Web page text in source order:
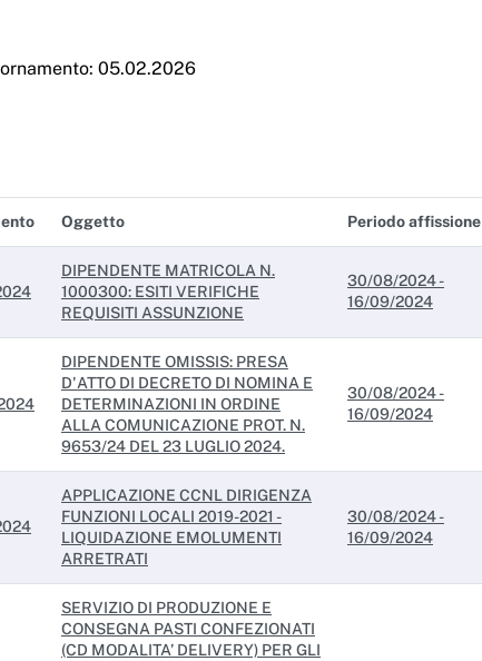
05.02.2026
Oggetto Periodo affissione
DIPENDENTE MATRICOLA N.
1000300: ESITI VERIFICHE
REQUISITI ASSUNZIONE
30/08/2024 -
16/09/2024
DIPENDENTE OMISSIS: PRESA
D'ATTO DI DECRETO DI NOMINA E
DETERMINAZIONI IN ORDINE
ALLA COMUNICAZIONE PROT. N.
9653/24 DEL 23 LUGLIO 2024.
30/08/2024 -
16/09/2024
APPLICAZIONE CCNL DIRIGENZA
FUNZIONI LOCALI 2019-2021 -
LIQUIDAZIONE EMOLUMENTI
ARRETRATI
30/08/2024 -
16/09/2024
SERVIZIO DI PRODUZIONE E
CONSEGNA PASTI CONFEZIONATI
(CD MODALITA’ DELIVERY) PER GLI